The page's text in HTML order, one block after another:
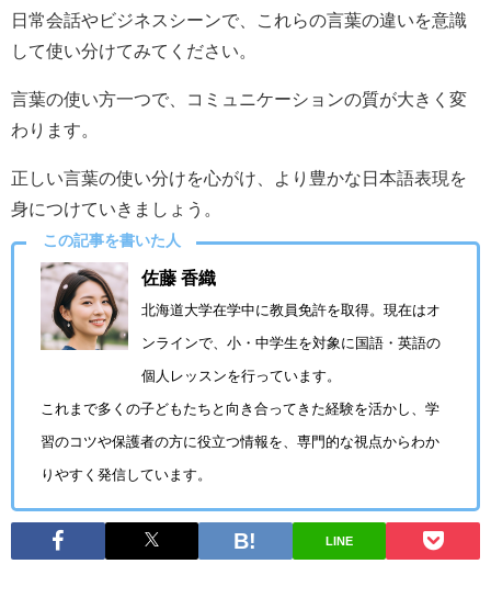
日常会話やビジネスシーンで、これらの言葉の違いを意識
して使い分けてみてください。
言葉の使い方一つで、コミュニケーションの質が大きく変
わります。
正しい言葉の使い分けを心がけ、より豊かな日本語表現を
身につけていきましょう。
この記事を書いた人
佐藤 香織
北海道大学在学中に教員免許を取得。現在はオ
ンラインで、小・中学生を対象に国語・英語の
個人レッスンを行っています。
これまで多くの子どもたちと向き合ってきた経験を活かし、学
習のコツや保護者の方に役立つ情報を、専門的な視点からわか
りやすく発信しています。
LINE